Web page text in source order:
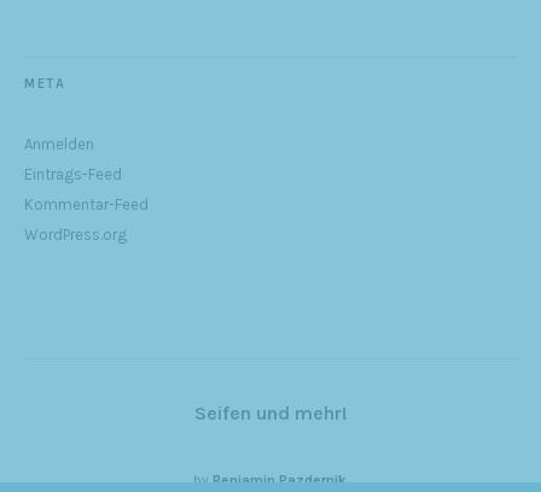
META
Anmelden
Eintrags-Feed
Kommentar-Feed
WordPress.org
Seifen und mehr!
byBenjamin Pazdernik